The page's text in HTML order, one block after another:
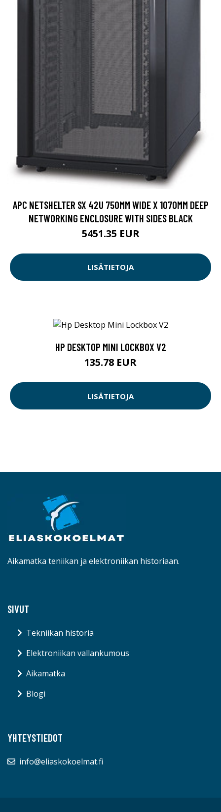
APC NETSHELTER SX 42U 750MM WIDE X 1070MM DEEP
NETWORKING ENCLOSURE WITH SIDES BLACK
5451.35 EUR
LISÄTIETOJA
HP DESKTOP MINI LOCKBOX V2
135.78 EUR
LISÄTIETOJA
Aikamatka teniikan ja elektroniikan historiaan.
SIVUT
Tekniikan historia
Elektroniikan vallankumous
Aikamatka
Blogi
YHTEYSTIEDOT
info@eliaskokoelmat.fi